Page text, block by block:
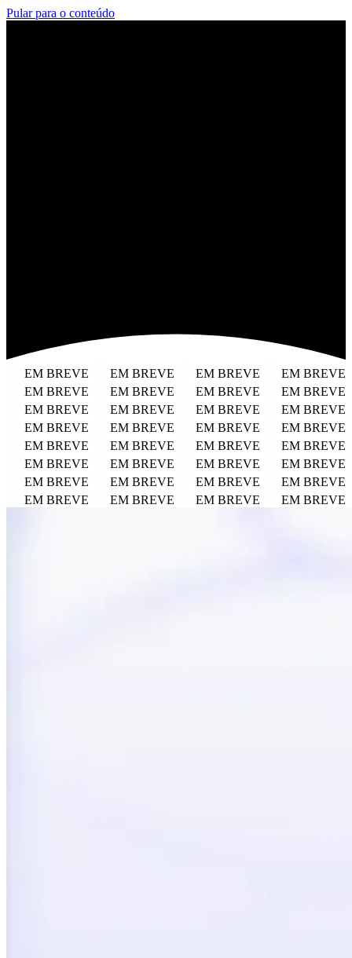
Pular para o conteúdo
EM BREVE EM BREVE EM BREVE
EM BREVE
EM BREVE
EM BREVE EM BREVE
EM BREVE
EM BREVE
EM BREVE EM BREVE
EM BREVE
EM BREVE
EM BREVE EM BREVE
EM BREVE
EM BREVE
EM BREVE EM BREVE
EM BREVE
EM BREVE
EM BREVE EM BREVE
EM BREVE
EM BREVE
EM BREVE EM BREVE
EM BREVE
EM BREVE
EM BREVE EM BREVE EM BREVE